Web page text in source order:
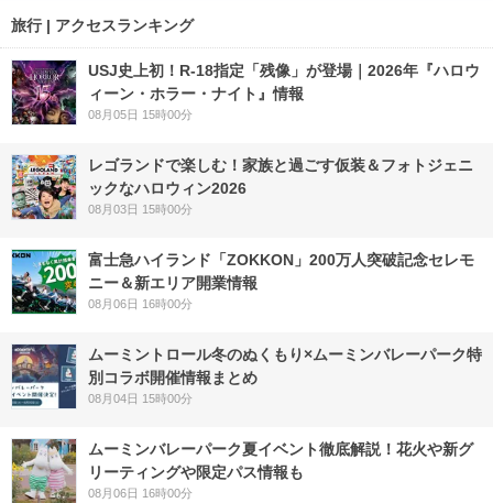
旅行 | アクセスランキング
USJ史上初！R-18指定「残像」が登場｜2026年『ハロウ
ィーン・ホラー・ナイト』情報
08月05日 15時00分
レゴランドで楽しむ！家族と過ごす仮装＆フォトジェニ
ックなハロウィン2026
08月03日 15時00分
富士急ハイランド「ZOKKON」200万人突破記念セレモ
ニー＆新エリア開業情報
08月06日 16時00分
ムーミントロール冬のぬくもり×ムーミンバレーパーク特
別コラボ開催情報まとめ
08月04日 15時00分
ムーミンバレーパーク夏イベント徹底解説！花火や新グ
リーティングや限定パス情報も
08月06日 16時00分